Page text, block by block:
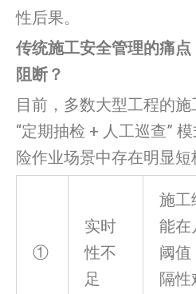
性后果。
传统施工安全管理的痛
阻断？
目前，多数大型工程的
“定期抽检 + 人工巡查”
险作业场景中存在明显短
①
实时
性不
足
施工
能在
阈值
隔性